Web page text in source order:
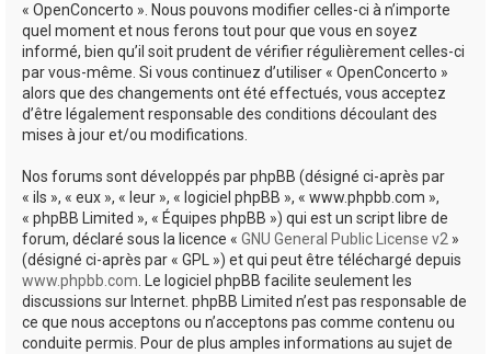
« OpenConcerto ». Nous pouvons modifier celles-ci à n’importe
quel moment et nous ferons tout pour que vous en soyez
informé, bien qu’il soit prudent de vérifier régulièrement celles-ci
par vous-même. Si vous continuez d’utiliser « OpenConcerto »
alors que des changements ont été effectués, vous acceptez
d’être légalement responsable des conditions découlant des
mises à jour et/ou modifications.
Nos forums sont développés par phpBB (désigné ci-après par
« ils », « eux », « leur », « logiciel phpBB », « www.phpbb.com »,
« phpBB Limited », « Équipes phpBB ») qui est un script libre de
forum, déclaré sous la licence « GNU General Public License v2 »
(désigné ci-après par « GPL ») et qui peut être téléchargé depuis
www.phpbb.com. Le logiciel phpBB facilite seulement les
discussions sur Internet. phpBB Limited n’est pas responsable de
ce que nous acceptons ou n’acceptons pas comme contenu ou
conduite permis. Pour de plus amples informations au sujet de